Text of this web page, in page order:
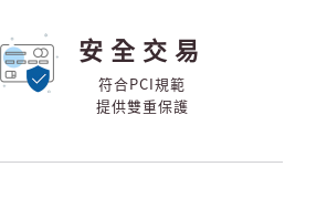
安全交易
符合PCI規範
提供雙重保護